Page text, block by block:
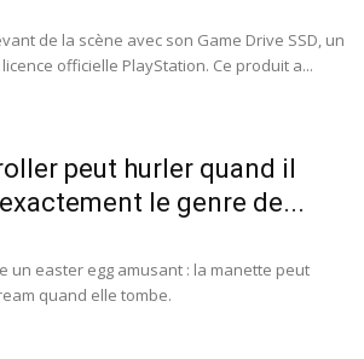
de la scène avec son Game Drive SSD, un
officielle PlayStation. Ce produit a...
peut hurler quand il
le genre de...
un easter egg amusant : la manette peut
quand elle tombe.